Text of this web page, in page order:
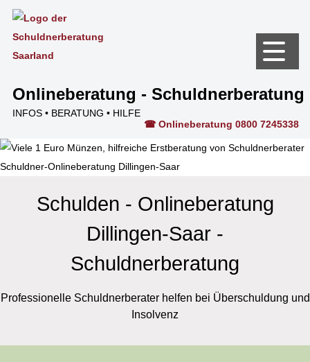
☎ Onlineberatung 0800 7245338
Onlineberatung - Schuldnerberatung
INFOS • BERATUNG • HILFE
Schulden - Onlineberatung
Dillingen-Saar -
Schuldnerberatung
Professionelle Schuldnerberater helfen bei Überschuldung und
Insolvenz